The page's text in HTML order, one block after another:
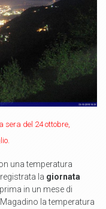
sera del 24 ottobre,
una temperatura
registrata la giornata
prima in un mese di
la temperatura